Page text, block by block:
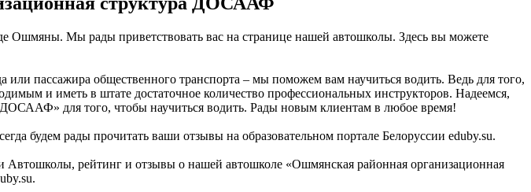
Ошмяны. Мы рады приветствовать вас на странице нашей автошколы. Здесь вы можете
пассажира общественного транспорта – мы поможем вам научиться водить. Ведь для того,
и иметь в штате достаточное количество профессиональных инструкторов. Надеемся,
для того, чтобы научиться водить. Рады новым клиентам в любое время!
будем рады прочитать ваши отзывы на образовательном портале Белоруссии eduby.su.
рейтинг и отзывы о нашей автошколе «Ошмянская районная организационная